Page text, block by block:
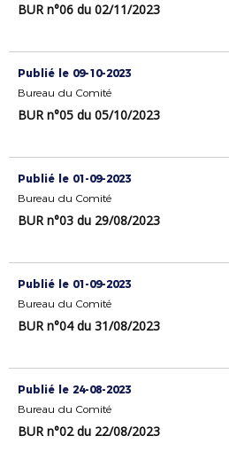
BUR n°06 du 02/11/2023
Publié le 09-10-2023
Bureau du Comité
BUR n°05 du 05/10/2023
Publié le 01-09-2023
Bureau du Comité
BUR n°03 du 29/08/2023
Publié le 01-09-2023
Bureau du Comité
BUR n°04 du 31/08/2023
Publié le 24-08-2023
Bureau du Comité
BUR n°02 du 22/08/2023